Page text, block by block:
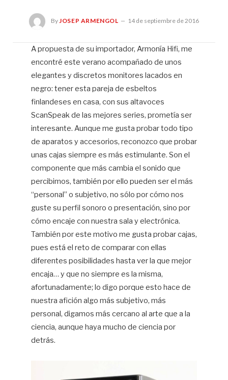
ByJOSEP ARMENGOL 14 de septiembre de 2016
A propuesta de su importador, Armonía Hifi, me
encontré este verano acompañado de unos
elegantes y discretos monitores lacados en
negro: tener esta pareja de esbeltos
finlandeses en casa, con sus altavoces
ScanSpeak de las mejores series, prometía ser
interesante. Aunque me gusta probar todo tipo
de aparatos y accesorios, reconozco que probar
unas cajas siempre es más estimulante. Son el
componente que más cambia el sonido que
percibimos, también por ello pueden ser el más
“personal” o subjetivo, no sólo por cómo nos
guste su perfil sonoro o presentación, sino por
cómo encaje con nuestra sala y electrónica.
También por este motivo me gusta probar cajas,
pues está el reto de comparar con ellas
diferentes posibilidades hasta ver la que mejor
encaja… y que no siempre es la misma,
afortunadamente; lo digo porque esto hace de
nuestra afición algo más subjetivo, más
personal, digamos más cercano al arte que a la
ciencia, aunque haya mucho de ciencia por
detrás.